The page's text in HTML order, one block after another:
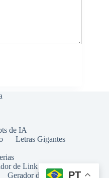
de IA
Letras Gigantes
de Link WhatsApp
Gerador de TablaturaPT